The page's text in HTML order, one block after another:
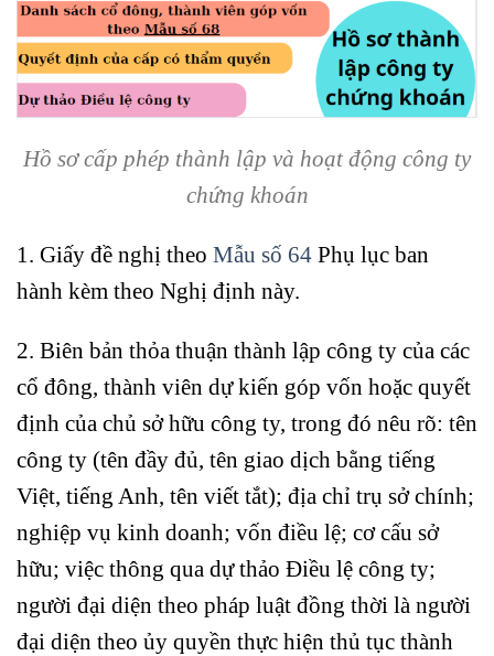
Hồ sơ cấp phép thành lập và hoạt động công ty
chứng khoán
1. Giấy đề nghị theo Mẫu số 64 Phụ lục ban
hành kèm theo Nghị định này.
2. Biên bản thỏa thuận thành lập công ty của các
cổ đông, thành viên dự kiến góp vốn hoặc quyết
định của chủ sở hữu công ty, trong đó nêu rõ: tên
công ty (tên đầy đủ, tên giao dịch bằng tiếng
Việt, tiếng Anh, tên viết tắt); địa chỉ trụ sở chính;
nghiệp vụ kinh doanh; vốn điều lệ; cơ cấu sở
hữu; việc thông qua dự thảo Điều lệ công ty;
người đại diện theo pháp luật đồng thời là người
đại diện theo ủy quyền thực hiện thủ tục thành